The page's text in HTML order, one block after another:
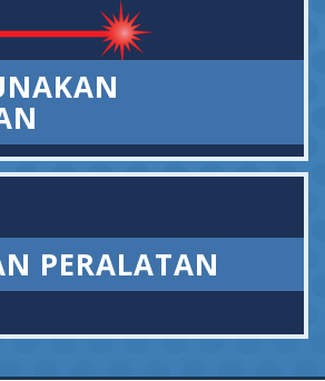
PERALATAN